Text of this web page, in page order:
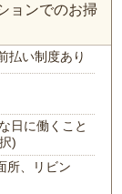
ョンでのお掃
払い制度あり
日に働くこと
)
所、リビン